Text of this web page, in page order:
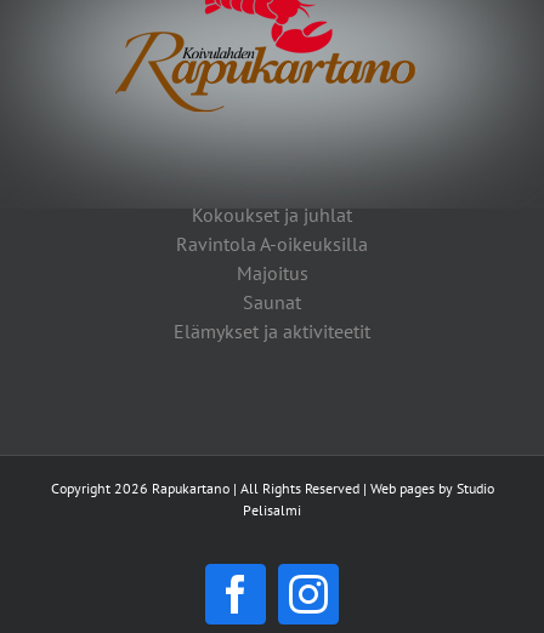
Kokoukset ja juhlat
Ravintola A-oikeuksilla
Majoitus
Saunat
Elämykset ja aktiviteetit
Copyright 2026 Rapukartano | All Rights Reserved | Web pages by Studio
Pelisalmi
FacebookInstagram